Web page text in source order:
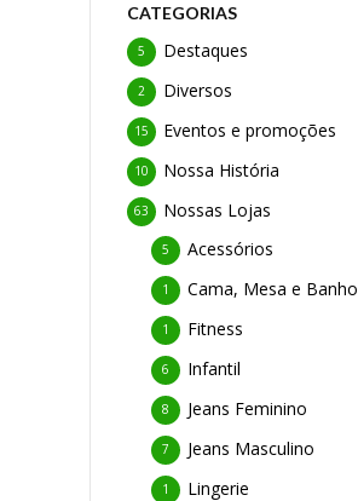
CATEGORIAS
Destaques
5
Diversos
2
Eventos e promoções
15
Nossa História
10
Nossas Lojas
63
Acessórios
5
Cama, Mesa e Banho
1
Fitness
1
Infantil
6
Jeans Feminino
8
Jeans Masculino
7
Lingerie
1